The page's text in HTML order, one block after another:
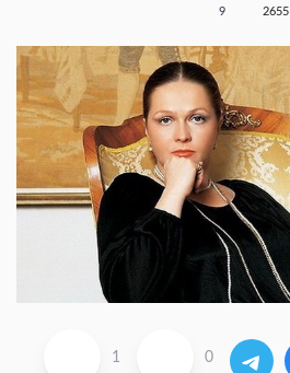
9 2655
1 0